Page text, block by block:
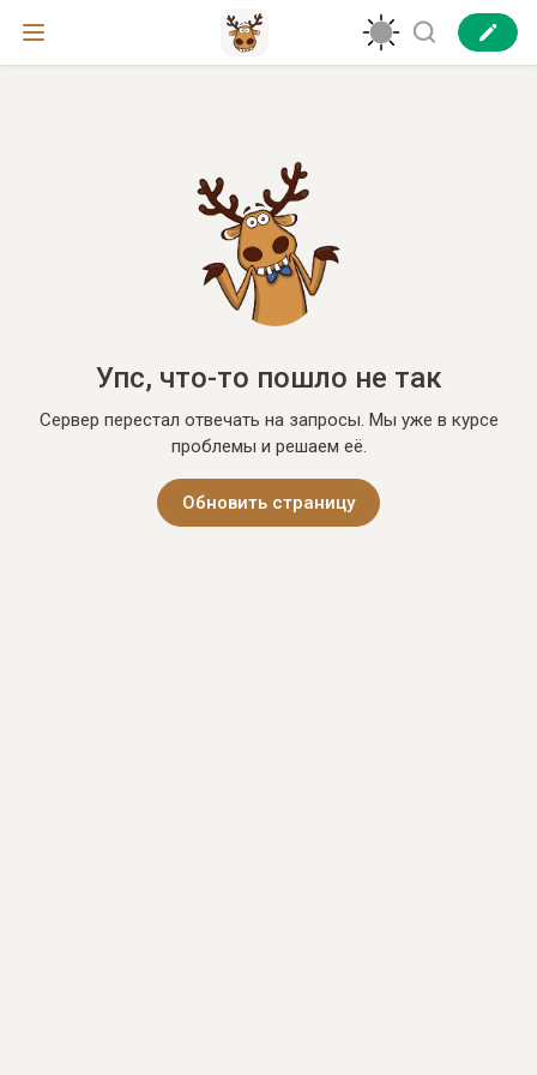
Упс, что-то пошло не так
Сервер перестал отвечать на запросы. Мы уже в курсе
проблемы и решаем её.
Обновить страницу